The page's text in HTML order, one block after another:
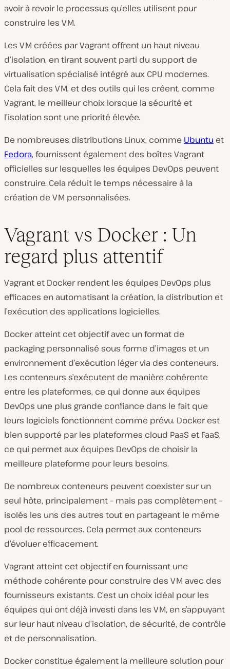
avoir à revoir le processus qu’elles utilisent pour
construire les VM.
Les VM créées par Vagrant offrent un haut niveau
d’isolation, en tirant souvent parti du support de
virtualisation spécialisé intégré aux CPU modernes.
Cela fait des VM, et des outils qui les créent, comme
Vagrant, le meilleur choix lorsque la sécurité et
l’isolation sont une priorité élevée.
De nombreuses distributions Linux, comme Ubuntu et
Fedora, fournissent également des boîtes Vagrant
officielles sur lesquelles les équipes DevOps peuvent
construire. Cela réduit le temps nécessaire à la
création de VM personnalisées.
Vagrant vs Docker : Un
regard plus attentif
Vagrant et Docker rendent les équipes DevOps plus
efficaces en automatisant la création, la distribution et
l’exécution des applications logicielles.
Docker atteint cet objectif avec un format de
packaging personnalisé sous forme d’images et un
environnement d’exécution léger via des conteneurs.
Les conteneurs s’exécutent de manière cohérente
entre les plateformes, ce qui donne aux équipes
DevOps une plus grande confiance dans le fait que
leurs logiciels fonctionnent comme prévu. Docker est
bien supporté par les plateformes cloud PaaS et FaaS,
ce qui permet aux équipes DevOps de choisir la
meilleure plateforme pour leurs besoins.
De nombreux conteneurs peuvent coexister sur un
seul hôte, principalement – mais pas complètement –
isolés les uns des autres tout en partageant le même
pool de ressources. Cela permet aux conteneurs
d’évoluer efficacement.
Vagrant atteint cet objectif en fournissant une
méthode cohérente pour construire des VM avec des
fournisseurs existants. C’est un choix idéal pour les
équipes qui ont déjà investi dans les VM, en s’appuyant
sur leur haut niveau d’isolation, de sécurité, de contrôle
et de personnalisation.
Docker constitue également la meilleure solution pour